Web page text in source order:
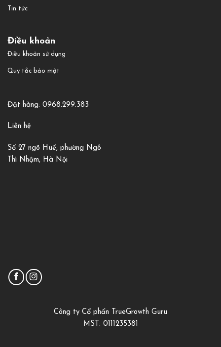
Tin tức
Điều khoản
Điều khoản sử dụng
Quy tắc bảo mật
Đặt hàng: 0968.299.383
Liên hệ
Số 27 ngõ Huế, phường Ngô
Thì Nhậm, Hà Nội
Công ty Cổ phẩn TrueGrowth Guru
MST: 0111235381